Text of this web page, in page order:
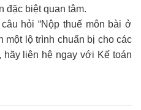
đặc biệt quan tâm.
hỏi “Nộp thuế môn bài ở
một lộ trình chuẩn bị cho các
hãy liên hệ ngay với Kế toán